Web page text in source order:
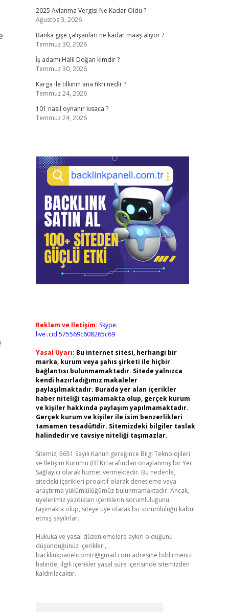
2025 Avlanma Vergisi Ne Kadar Oldu ?
Ağustos 3, 2026
Banka gişe çalışanları ne kadar maaş alıyor ?
Temmuz 30, 2026
İş adamı Halil Doğan kimdir ?
Temmuz 30, 2026
Karga ile tilkinin ana fikri nedir ?
Temmuz 24, 2026
101 nasıl oynanır kısaca ?
Temmuz 24, 2026
Reklam ve İletişim: Skype:
live:.cid.575569c608265c69
Yasal Uyarı: Bu internet sitesi, herhangi bir
marka, kurum veya şahıs şirketi ile hiçbir
bağlantısı bulunmamaktadır. Sitede yalnızca
kendi hazırladığımız makaleler
paylaşılmaktadır. Burada yer alan içerikler
haber niteliği taşımamakta olup, gerçek kurum
ve kişiler hakkında paylaşım yapılmamaktadır.
Gerçek kurum ve kişiler ile isim benzerlikleri
tamamen tesadüfidir. Sitemizdeki bilgiler taslak
halindedir ve tavsiye niteliği taşımazlar.
Sitemiz, 5651 Sayılı Kanun gereğince Bilgi Teknolojileri
ve İletişim Kurumu (BTK) tarafından onaylanmış bir Yer
Sağlayıcı olarak hizmet vermektedir. Bu nedenle,
sitedeki içerikleri proaktif olarak denetleme veya
araştırma yükümlülüğümüz bulunmamaktadır. Ancak,
üyelerimiz yazdıkları içeriklerin sorumluluğunu
taşımakta olup, siteye üye olarak bu sorumluluğu kabul
etmiş sayılırlar.
Hukuka ve yasal düzenlemelere aykırı olduğunu
düşündüğünüz içerikleri,
backlinkpanelicomtr@gmail.com adresine bildirmeniz
halinde, ilgili içerikler yasal süre içerisinde sitemizden
kaldırılacaktır.